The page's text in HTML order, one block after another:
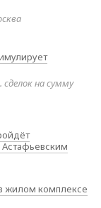
на сумму
жилом комплексе